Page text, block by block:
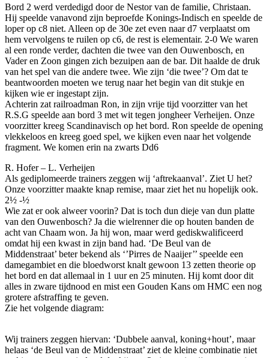
Bord 2 werd verdedigd door de Nestor van de familie, Christaan.
Hij speelde vanavond zijn beproefde Konings-Indisch en speelde de
loper op c8 niet. Alleen op de 30e zet even naar d7 verplaatst om
hem vervolgens te ruilen op c6, de rest is elementair. 2-0 We waren
al een ronde verder, dachten die twee van den Ouwenbosch, en
Vader en Zoon gingen zich bezuipen aan de bar. Dit haalde de druk
van het spel van die andere twee. Wie zijn ‘die twee’? Om dat te
beantwoorden moeten we terug naar het begin van dit stukje en
kijken wie er ingestapt zijn.
Achterin zat railroadman Ron, in zijn vrije tijd voorzitter van het
R.S.G speelde aan bord 3 met wit tegen jongheer Verheijen. Onze
voorzitter kreeg Scandinavisch op het bord. Ron speelde de opening
vlekkeloos en kreeg goed spel, we kijken even naar het volgende
fragment. We komen erin na zwarts Dd6
R. Hofer – L. Verheijen
Als gediplomeerde trainers zeggen wij ‘aftrekaanval’. Ziet U het?
Onze voorzitter maakte knap remise, maar ziet het nu hopelijk ook.
2½ -½
Wie zat er ook alweer voorin? Dat is toch dun dieje van dun platte
van den Ouwenbosch? Ja die wielrenner die op houten banden de
acht van Chaam won. Ja hij won, maar werd gediskwalificeerd
omdat hij een kwast in zijn band had. ‘De Beul van de
Middenstraat’ beter bekend als ‘’Pirres de Naaijer’’ speelde een
damegambiet en die bloedworst knalt gewoon 13 zetten theorie op
het bord en dat allemaal in 1 uur en 25 minuten. Hij komt door dit
alles in zware tijdnood en mist een Gouden Kans om HMC een nog
grotere afstraffing te geven.
Zie het volgende diagram:
Wij trainers zeggen hiervan: ‘Dubbele aanval, koning+hout’, maar
helaas ‘de Beul van de Middenstraat’ ziet de kleine combinatie niet